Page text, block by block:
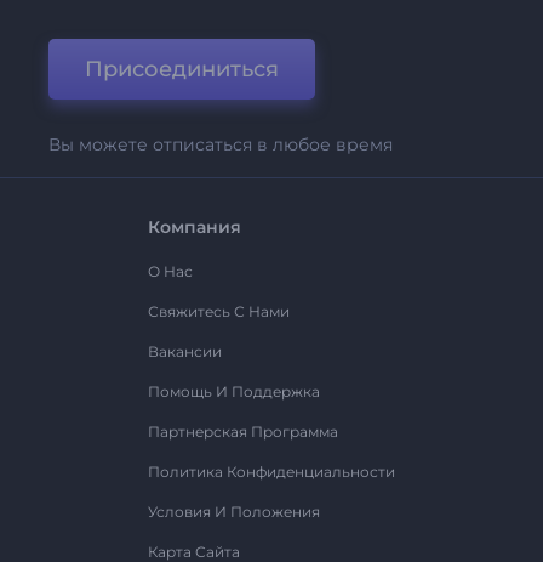
Присоединиться
Вы можете отписаться в любое время
Компания
О Нас
Свяжитесь С Нами
Вакансии
Помощь И Поддержка
Партнерская Программа
Политика Конфиденциальности
Условия И Положения
Карта Сайта